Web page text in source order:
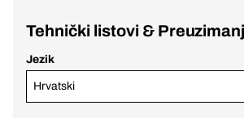
Tehnički listovi &
Jezik
Hrvatski